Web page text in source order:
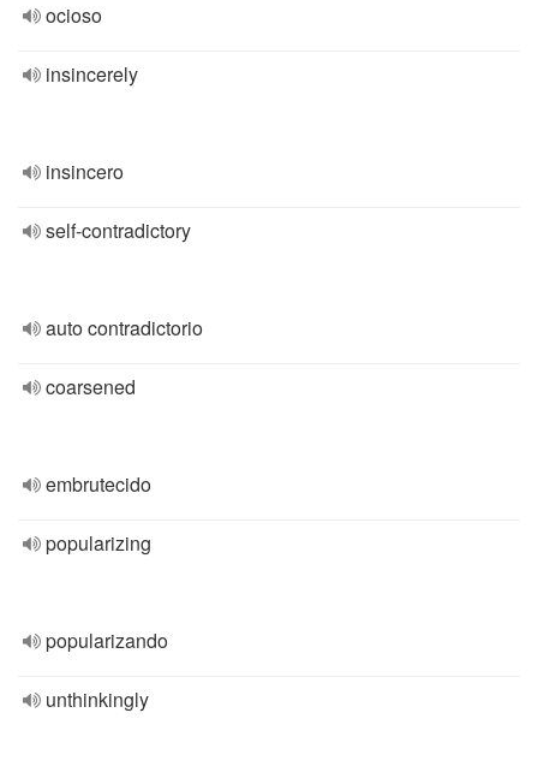
ocioso
insincerely
insincero
self-contradictory
auto contradictorio
coarsened
embrutecido
popularizing
popularizando
unthinkingly